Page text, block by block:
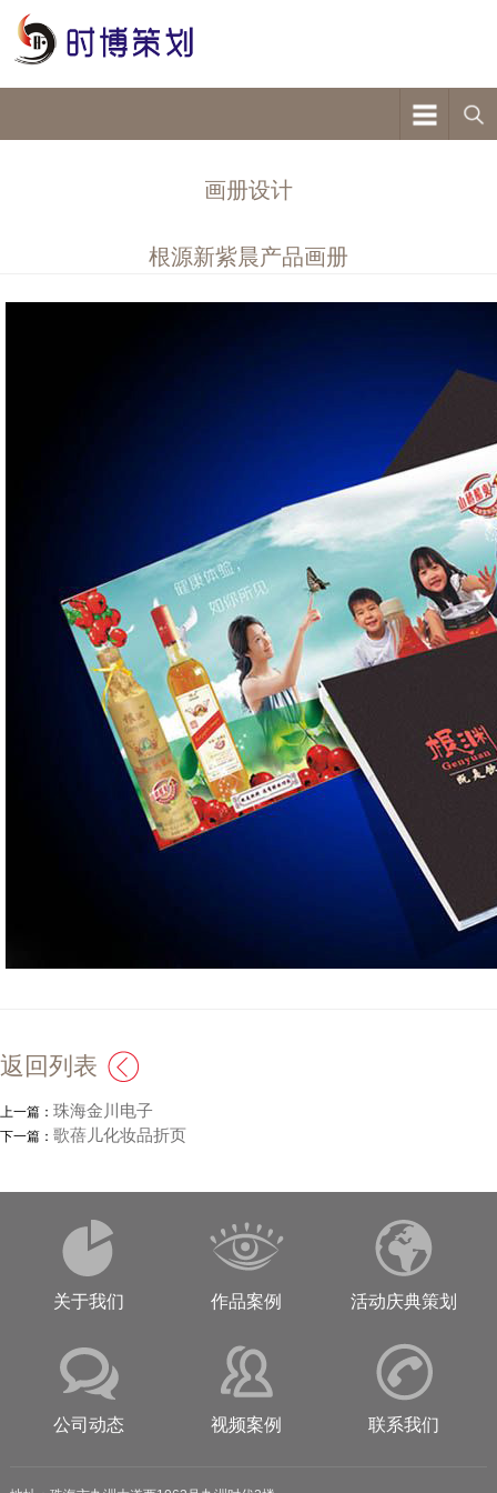
画册设计
根源新紫晨产品画册
返回列表
上一篇： 珠海金川电子
下一篇： 歌蓓儿化妆品折页
关于我们 作品案例 活动庆典策划
公司动态 视频案例 联系我们